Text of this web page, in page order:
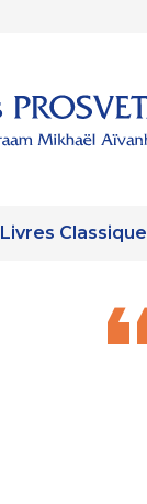
Livres